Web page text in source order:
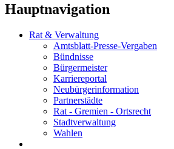
Hauptnavigation
Rat & Verwaltung
Amtsblatt-Presse-Vergaben
Bündnisse
Bürgermeister
Karriereportal
Neubürgerinformation
Partnerstädte
Rat - Gremien - Ortsrecht
Stadtverwaltung
Wahlen